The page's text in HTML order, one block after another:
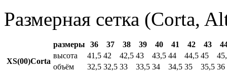
Размерная сетка (Corta,
размеры 36 37 38 39 40 41 42 43
XS(00)Corta
высота 41,5 42 42,5 43 43,5 44 44,5 45
объём
32,5 32,5 33 33,5 34 34,5 35 35,5 36